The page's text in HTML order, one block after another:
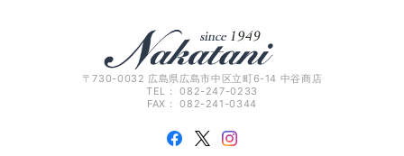
〒730-0032 広島県広島市中区立町6-14 中谷商店
TEL： 082-247-0233
FAX： 082-241-0344